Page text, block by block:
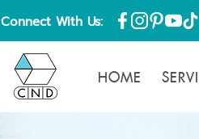
Connect With Us:
HOME